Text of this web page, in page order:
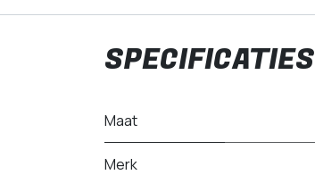
SPECIFICATIES
Maat
Merk